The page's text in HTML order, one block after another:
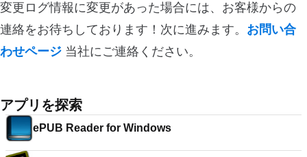
変更ログ情報に変更があった場合には、お客様からの
連絡をお待ちしております！次に進みます。 お問い合
わせページ 当社にご連絡ください。
アプリを探索
ePUB Reader for Windows